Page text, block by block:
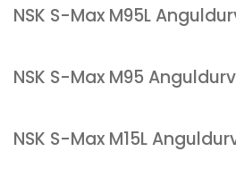
NSK S-Max M95L
NSK S-Max M95
NSK S-Max M15L